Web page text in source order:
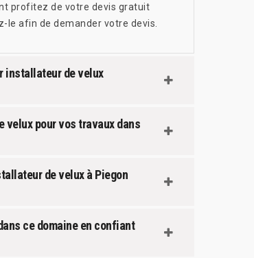
profitez de votre devis gratuit
le afin de demander votre devis.
installateur de velux
pour vos travaux dans
de velux à Piegon
ce domaine en confiant